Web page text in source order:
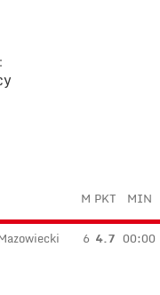
M PKT MIN
6 4.7 00:00